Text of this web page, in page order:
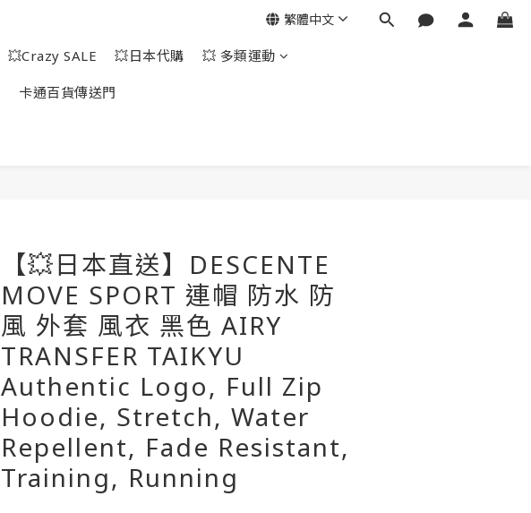
💥Crazy SALE 💥日本代購 💥 多類運動
卡通百貨傳送門
繁體中文
【💥日本直送】DESCENTE
MOVE SPORT 連帽 防水 防
風 外套 風衣 黑色 AIRY
TRANSFER TAIKYU
Authentic Logo, Full Zip
Hoodie, Stretch, Water
Repellent, Fade Resistant,
Training, Running